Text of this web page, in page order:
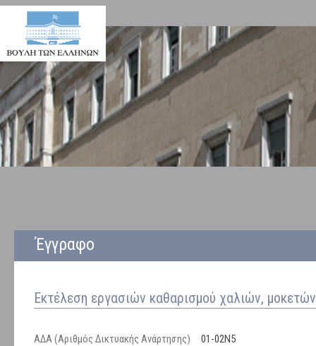
Έγγραφο
Εκτέλεση εργασιών καθαρισμού χαλιών,
ΑΔΑ (Αριθμός Δικτυακής Ανάρτησης)
01-02Ν5